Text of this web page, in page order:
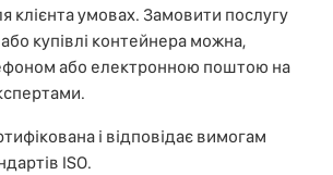
клієнта умовах. Замовити послугу
купівлі контейнера можна,
або електронною поштою на
і відповідає вимогам
ISO.